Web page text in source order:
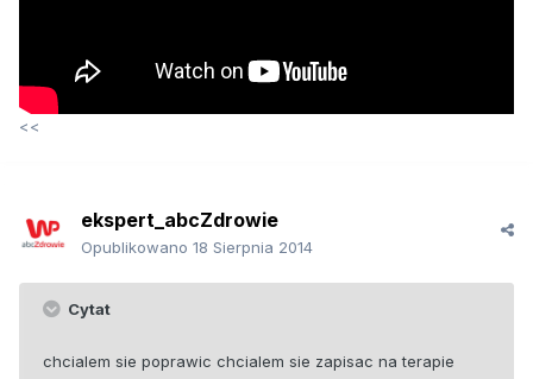
<<
ekspert_abcZdrowie
Opublikowano 18 Sierpnia 2014
Cytat
chcialem sie poprawic chcialem sie zapisac na terapie